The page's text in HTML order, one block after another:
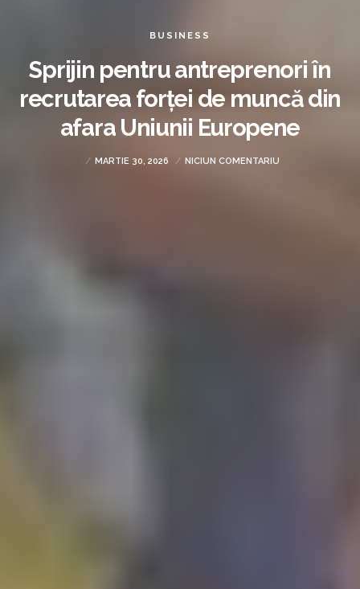
BUSINESS
Sprijin pentru antreprenori în
recrutarea forței de muncă din
afara Uniunii Europene
MARTIE 30, 2026 NICIUN COMENTARIU